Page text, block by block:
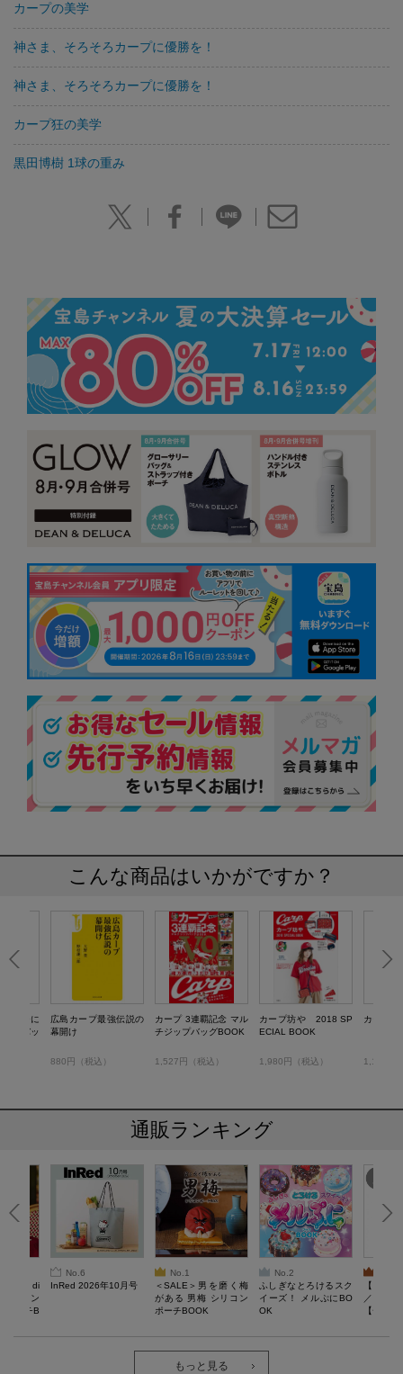
カープの美学
神さま、そろそろカープに優勝を！
神さま、そろそろカープに優勝を！
カープ狂の美学
黒田博樹 1球の重み
こんな商品はいかがですか？
ルチに
ーバッ
広島カープ最強伝説の
幕開け
880円（税込）
カープ 3連覇記念 マル
チジップバッグBOOK
1,527円（税込）
カープ坊や 2018 SP
ECIAL BOOK
1,980円（税込）
カープ
1,100円
通販ランキング
di
ティン
ポーチB
No.6
InRed 2026年10月号
No.1
＜SALE＞男を磨く梅
がある 男梅 シリコン
ポーチBOOK
No.2
ふしぎなとろけるスク
イーズ！ メルぷにBO
OK
【
／Lサイ
【一般
ウェア
もっと見る